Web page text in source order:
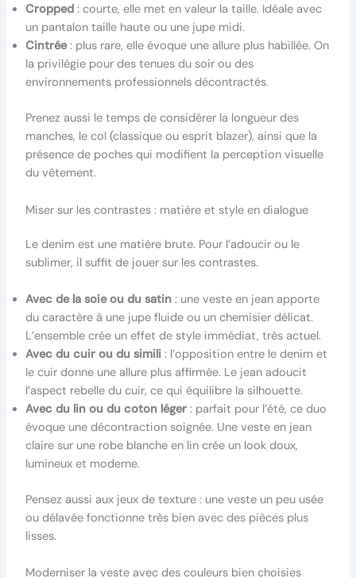
Cropped: courte, elle met en valeur la taille. Idéale avec
un pantalon taille haute ou une jupe midi.
Cintrée: plus rare, elle évoque une allure plus habillée. On
la privilégie pour des tenues du soir ou des
environnements professionnels décontractés.
Prenez aussi le temps de considérer la longueur des
manches, le col (classique ou esprit blazer), ainsi que la
présence de poches qui modifient la perception visuelle
du vêtement.
Miser sur les contrastes : matière et style en dialogue
Le denim est une matière brute. Pour l’adoucir ou le
sublimer, il suffit de jouer sur les contrastes.
Avec de la soie ou du satin: une veste en jean apporte
du caractère à une jupe fluide ou un chemisier délicat.
L’ensemble crée un effet de style immédiat, très actuel.
Avec du cuir ou du simili: l’opposition entre le denim et
le cuir donne une allure plus affirmée. Le jean adoucit
l’aspect rebelle du cuir, ce qui équilibre la silhouette.
Avec du lin ou du coton léger: parfait pour l’été, ce duo
évoque une décontraction soignée. Une veste en jean
claire sur une robe blanche en lin crée un look doux,
lumineux et moderne.
Pensez aussi aux jeux de texture : une veste un peu usée
ou délavée fonctionne très bien avec des pièces plus
lisses.
Moderniser la veste avec des couleurs bien choisies